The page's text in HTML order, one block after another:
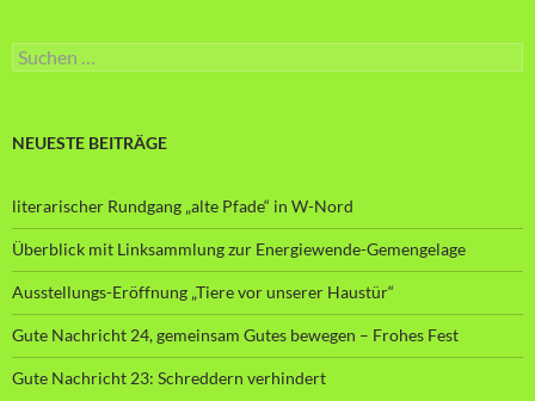
Suche
nach:
NEUESTE BEITRÄGE
literarischer Rundgang „alte Pfade“ in W-Nord
Überblick mit Linksammlung zur Energiewende-Gemengelage
Ausstellungs-Eröffnung „Tiere vor unserer Haustür“
Gute Nachricht 24, gemeinsam Gutes bewegen – Frohes Fest
Gute Nachricht 23: Schreddern verhindert